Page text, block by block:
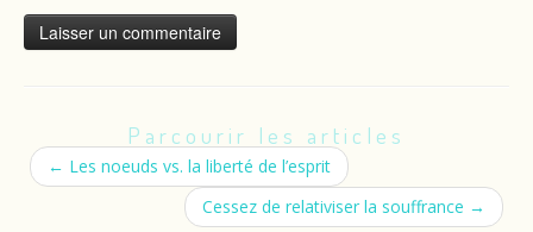
Parcourir les articles
← Les noeuds vs. la liberté de l’esprit
Cessez de relativiser la souffrance →